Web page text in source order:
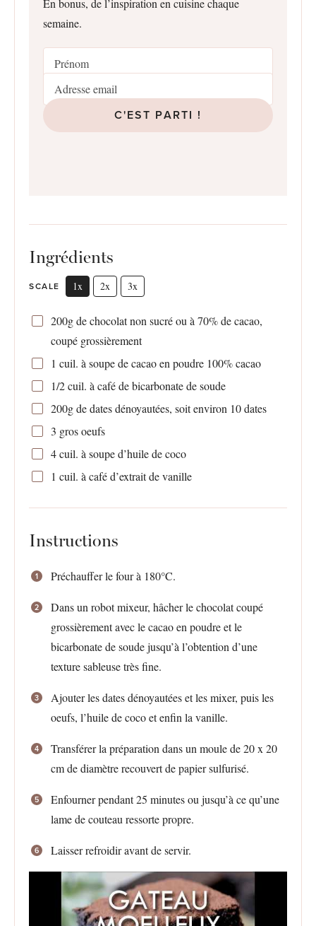
En bonus, de l’inspiration en cuisine chaque
semaine.
C'EST PARTI !
Ingrédients
SCALE 1x 2x 3x
200gde chocolat non sucré ou à 70% de cacao,
coupé grossièrement
1 cuil. à soupe de cacao en poudre 100% cacao
1/2cuil. à café de bicarbonate de soude
200gde dates dénoyautées, soit environ 10 dates
3 gros oeufs
4cuil. à soupe d’huile de coco
1 cuil. à café d’extrait de vanille
Instructions
Préchauffer le four à 180°C.
Dans un robot mixeur, hâcher le chocolat coupé
grossièrement avec le cacao en poudre et le
bicarbonate de soude jusqu’à l’obtention d’une
texture sableuse très fine.
Ajouter les dates dénoyautées et les mixer, puis les
oeufs, l’huile de coco et enfin la vanille.
Transférer la préparation dans un moule de 20 x 20
cm de diamètre recouvert de papier sulfurisé.
Enfourner pendant 25 minutes ou jusqu’à ce qu’une
lame de couteau ressorte propre.
Laisser refroidir avant de servir.